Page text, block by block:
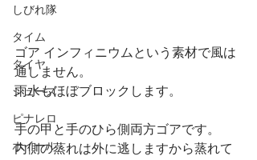
しびれ隊
タイム
タイヤ
シューズ
ピナレロ
ホイール
ゴア インフィニウムという素材で風は
通しません。
雨水もほぼブロックします。
手の甲と手のひら側両方ゴアです。
内側の蒸れは外に逃しますから蒸れて